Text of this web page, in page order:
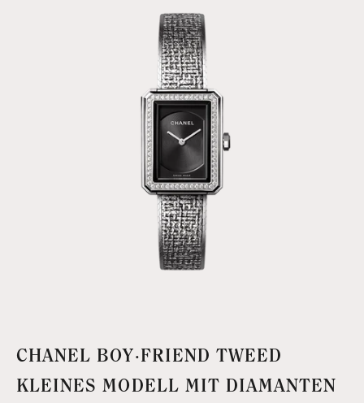
CHANEL BOY·FRIEND TWEED
KLEINES MODELL MIT DIAMANTEN